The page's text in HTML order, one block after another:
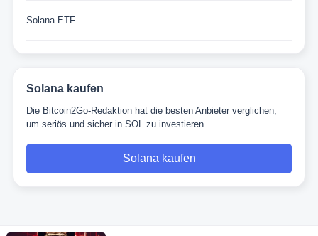
Solana ETF
Solana kaufen
Die Bitcoin2Go-Redaktion hat die besten Anbieter verglichen,
um seriös und sicher in SOL zu investieren.
Solana kaufen